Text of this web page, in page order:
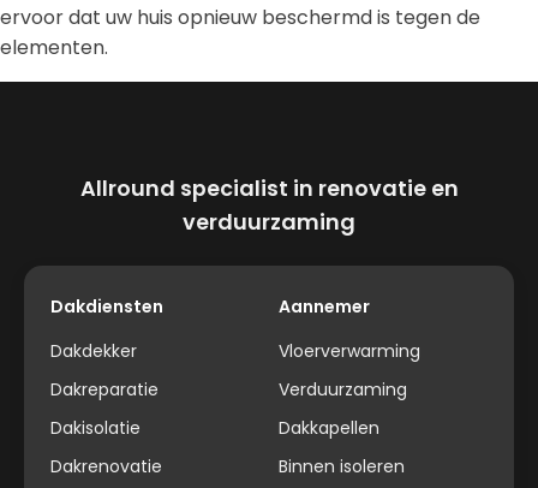
ervoor dat uw huis opnieuw beschermd is tegen de
elementen.
Allround specialist in renovatie en
verduurzaming
Dakdiensten
Dakdekker
Dakreparatie
Dakisolatie
Dakrenovatie
Aannemer
Vloerverwarming
Verduurzaming
Dakkapellen
Binnen isoleren